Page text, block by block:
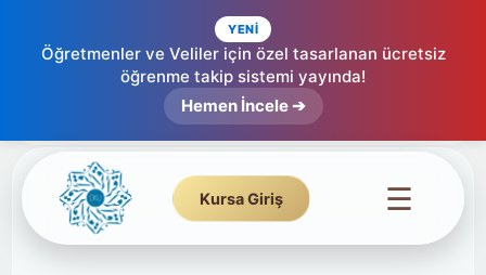
YENİ
Öğretmenler ve Veliler için özel tasarlanan ücretsiz
öğrenme takip sistemi yayında!
Hemen İncele ➔
Kursa Giriş ☰